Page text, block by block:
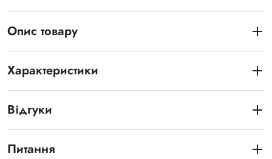
Опис товару
Характеристики
Відгуки
Питання